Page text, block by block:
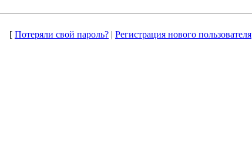
[ Потеряли свой пароль? | Регистрация нового пользователя